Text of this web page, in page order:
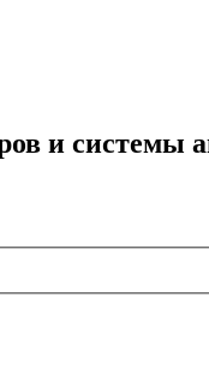
и системы